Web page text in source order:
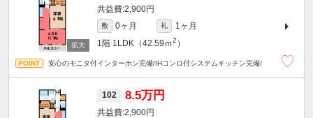
2,900円
敷 0ヶ月 礼
1ヶ月
1階 1LDK（42.59ｍ2 ）
安心のモニタ付インターホン完備/IHコンロ付システムキッチン完備/
102 8.5万円
2,900円